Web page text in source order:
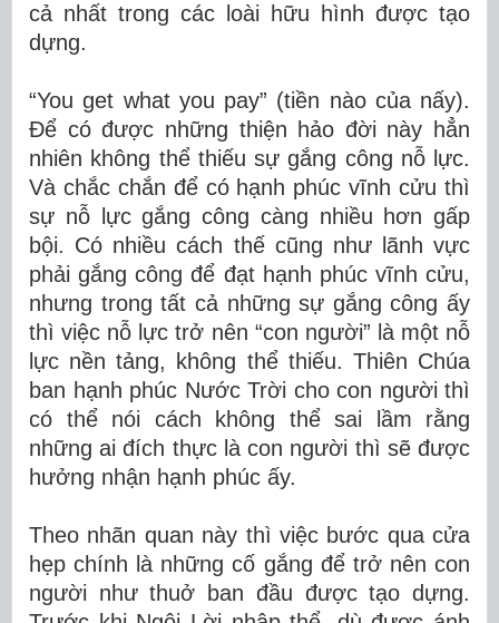
cả nhất trong các loài hữu hình được tạo
dựng.
“You get what you pay” (tiền nào của nấy).
Để có được những thiện hảo đời này hẳn
nhiên không thể thiếu sự gắng công nỗ lực.
Và chắc chắn để có hạnh phúc vĩnh cửu thì
sự nỗ lực gắng công càng nhiều hơn gấp
bội. Có nhiều cách thế cũng như lãnh vực
phải gắng công để đạt hạnh phúc vĩnh cửu,
nhưng trong tất cả những sự gắng công ấy
thì việc nỗ lực trở nên “con người” là một nỗ
lực nền tảng, không thể thiếu. Thiên Chúa
ban hạnh phúc Nước Trời cho con người thì
có thể nói cách không thể sai lầm rằng
những ai đích thực là con người thì sẽ được
hưởng nhận hạnh phúc ấy.
Theo nhãn quan này thì việc bước qua cửa
hẹp chính là những cố gắng để trở nên con
người như thuở ban đầu được tạo dựng.